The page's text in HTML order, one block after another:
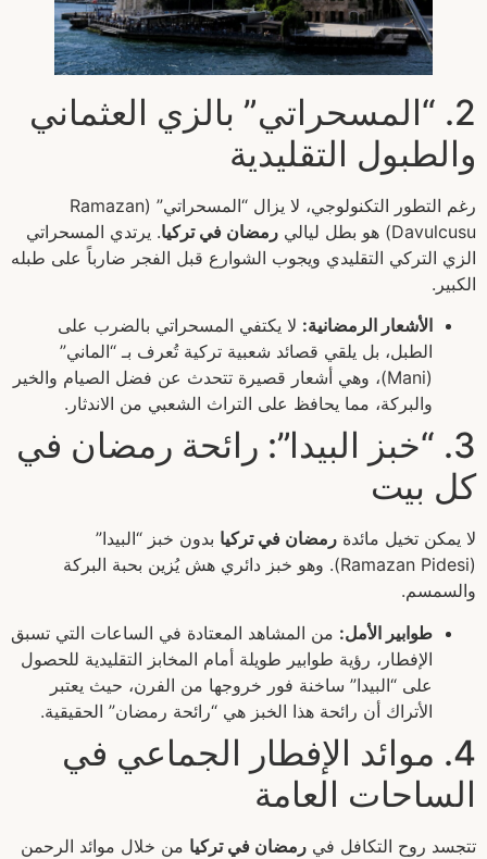
2. “المسحراتي” بالزي العثماني
والطبول التقليدية
رغم التطور التكنولوجي، لا يزال “المسحراتي” (Ramazan
Davulcusu) هو بطل ليالي
رمضان في تركيا. يرتدي المسحراتي
الزي التركي التقليدي ويجوب الشوارع قبل الفجر ضارباً على طبله
الكبير.
الأشعار الرمضانية: لا يكتفي المسحراتي بالضرب على
الطبل، بل يلقي قصائد شعبية تركية تُعرف بـ “الماني”
(Mani)، وهي أشعار قصيرة تتحدث عن فضل الصيام والخير
والبركة، مما يحافظ على التراث الشعبي من الاندثار.
3. “خبز البيدا”: رائحة رمضان في
كل بيت
لا يمكن تخيل مائدة رمضان في تركيا بدون خبز “البيدا”
(Ramazan Pidesi). وهو خبز دائري هش يُزين بحبة البركة
والسمسم.
طوابير الأمل: من المشاهد المعتادة في الساعات التي تسبق
الإفطار، رؤية طوابير طويلة أمام المخابز التقليدية للحصول
على “البيدا” ساخنة فور خروجها من الفرن، حيث يعتبر
الأتراك أن رائحة هذا الخبز هي “رائحة رمضان” الحقيقية.
4. موائد الإفطار الجماعي في
الساحات العامة
تتجسد روح التكافل في رمضان في تركيا من خلال موائد الرحمن